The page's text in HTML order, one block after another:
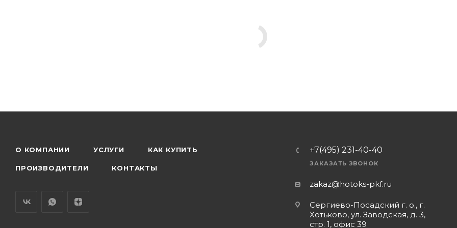
О КОМПАНИИ УСЛУГИ КАК КУПИТЬ
ПРОИЗВОДИТЕЛИ КОНТАКТЫ
+7(495) 231-40-40
ЗАКАЗАТЬ ЗВОНОК
zakaz@hotoks-pkf.ru
Сергиево-Посадский г. о., г.
Хотьково, ул. Заводская, д. 3,
стр. 1, офис 39